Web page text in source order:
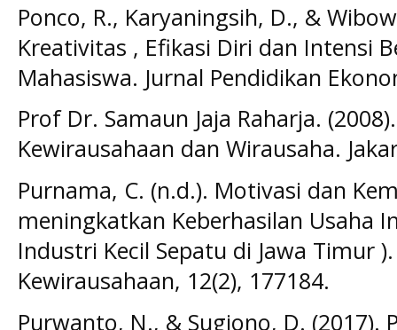
Ponco, R., Karyaningsih, D., &
Kreativitas , Efikasi Diri dan Intensi
Mahasiswa. Jurnal Pendidikan
Prof Dr. Samaun Jaja Raharja.
Kewirausahaan dan Wirausaha.
Purnama, C. (n.d.). Motivasi dan
meningkatkan Keberhasilan Usaha
Industri Kecil Sepatu di Jawa Timur
Kewirausahaan, 12(2), 177184.
Purwanto, N., & Sugiono, D. (2017).